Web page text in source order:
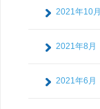
2021年10月
2021年8月
2021年6月